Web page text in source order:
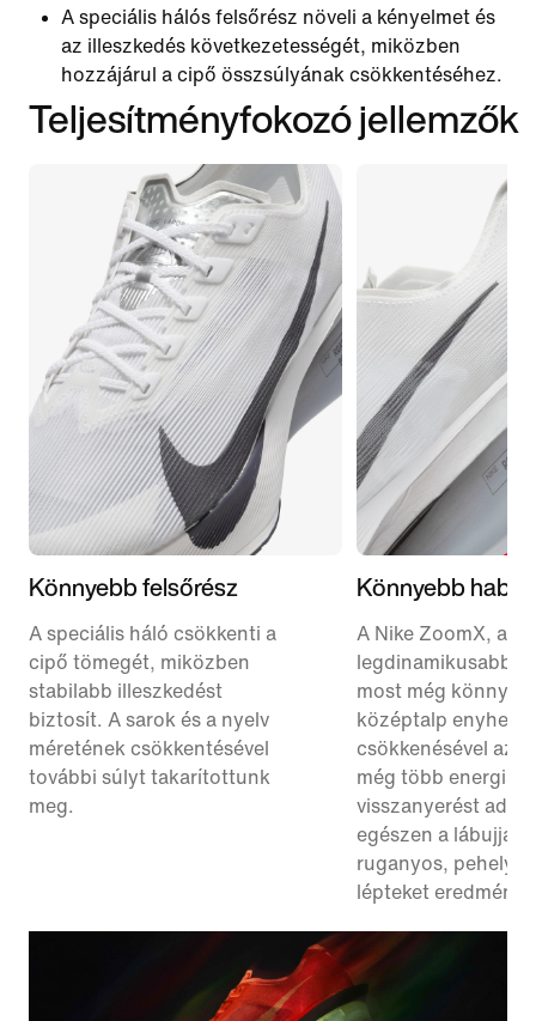
A speciális hálós felsőrész növeli a kényelmet és
az illeszkedés következetességét, miközben
hozzájárul a cipő összsúlyának csökkentéséhez.
Teljesítményfokozó jellemzők
Könnyebb felsőrész
A speciális háló csökkenti a
cipő tömegét, miközben
stabilabb illeszkedést
biztosít. A sarok és a nyelv
méretének csökkentésével
további súlyt takarítottunk
meg.
Könnyebb hab
A Nike ZoomX, a
legdinamikusabb
most még
középtalp enyhe
csökkenésével az
még több energia-
visszanyerést ad a
egészen a
ruganyos,
lépteket